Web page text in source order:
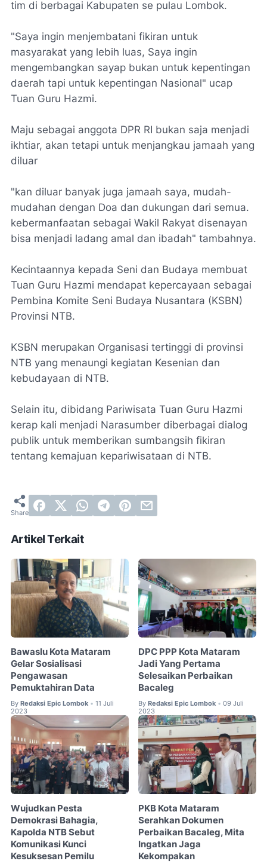
tim di berbagai Kabupaten se pulau Lombok.
"Saya ingin menjembatani fikiran untuk
masyarakat yang lebih luas, Saya ingin
mengembangkan sayap bukan untuk kepentingan
daerah tapi untuk kepentingan Nasional" ucap
Tuan Guru Hazmi.
Maju sebagai anggota DPR RI bukan saja menjadi
ikhtiar, akan tetapi untuk menjangkau jamaah yang
diluar
"kan diluar banyak juga jamaah saya, mudah-
mudahan dengan Doa dan dukungan dari semua.
kebermanfaatan sebagai Wakil Rakyat disenayan
bisa menjadi ladang amal dan ibadah" tambahnya.
Kecintaannya kepada Seni dan Budaya membuat
Tuan Guru Hazmi mendapat kepercayaan sebagai
Pembina Komite Seni Budaya Nusantara (KSBN)
Provinsi NTB.
KSBN merupakan Organisasi tertinggi di provinsi
NTB yang menaungi kegiatan Kesenian dan
kebudayaan di NTB.
Selain itu, dibidang Pariwisata Tuan Guru Hazmi
kerap kali menjadi Narasumber diberbagai dialog
publik untuk memberikan sumbangsih fikiran
tentang kemajuan kepariwisataan di NTB.
Artikel Terkait
Bawaslu Kota Mataram
Gelar Sosialisasi
Pengawasan
Pemuktahiran Data
By Redaksi Epic Lombok • 11 Juli
2023
DPC PPP Kota Mataram
Jadi Yang Pertama
Selesaikan Perbaikan
Bacaleg
By Redaksi Epic Lombok • 09 Juli
2023
Wujudkan Pesta
Demokrasi Bahagia,
Kapolda NTB Sebut
Komunikasi Kunci
Kesuksesan Pemilu
PKB Kota Mataram
Serahkan Dokumen
Perbaikan Bacaleg, Mita
Ingatkan Jaga
Kekompakan